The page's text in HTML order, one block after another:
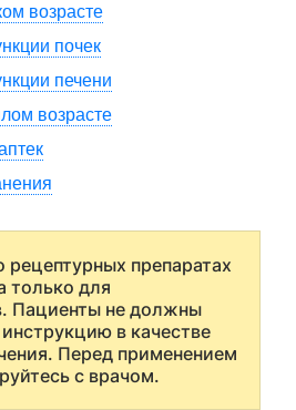
возрасте
почек
печени
возрасте
препаратах
только для
Пациенты не должны
в качестве
Перед применением
с врачом.